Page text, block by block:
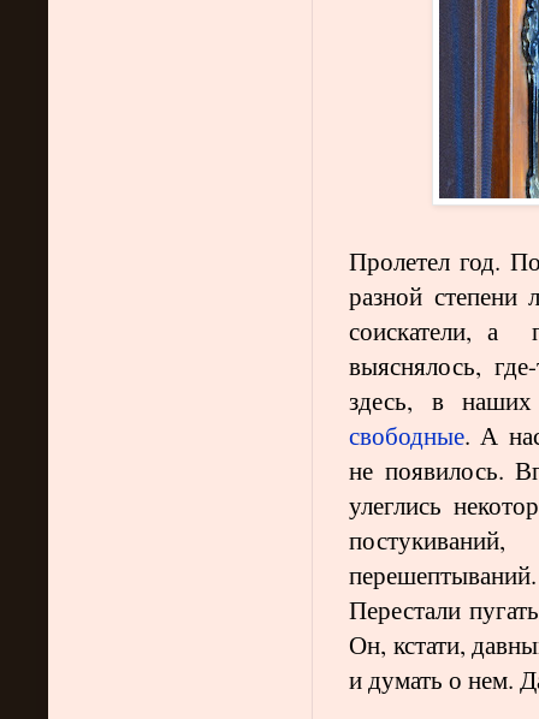
Пролетел год.
разной степени
соискатели, а
выяснялось,
здесь, в
свободные. А
не появилось.
улеглись
Перестали
Он, кстати,
и думать о нем.